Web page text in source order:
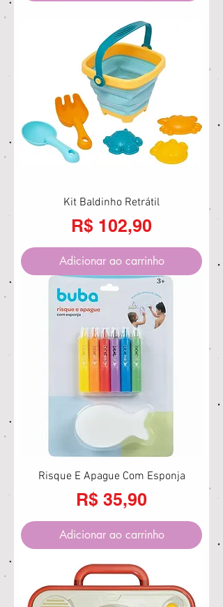
Kit Baldinho Retrátil
Preço
R$ 102,90
Adicionar ao carrinho
Risque E Apague Com Esponja
Preço
R$ 35,90
Adicionar ao carrinho